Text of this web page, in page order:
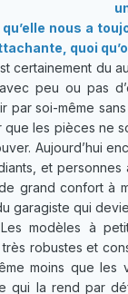
nous a
quoi
certainement du
peu ou pas
par soi-même
que les pièces ne
Aujourd’hui
et
grand confort à
garagiste qui
modèles à
robustes et
moins que les
qui la rend par